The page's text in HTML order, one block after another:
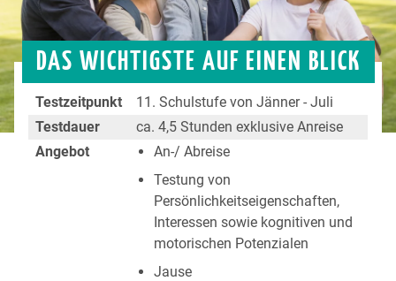
DAS WICHTIGSTE AUF EINEN BLICK
Testzeitpunkt
11. Schulstufe von Jänner - Juli
Testdauer
ca. 4,5 Stunden exklusive Anreise
Angebot
An-/ Abreise
Testung von
Persönlichkeitseigenschaften,
Interessen sowie kognitiven und
motorischen Potenzialen
Jause